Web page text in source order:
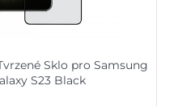
Sklo pro Samsung
S23 Black